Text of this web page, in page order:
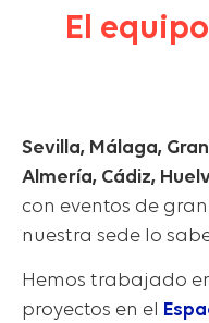
El
Sevilla, Málaga,
Almería, Cádiz,
con eventos de
nuestra sede lo
Hemos trabajado
proyectos en el